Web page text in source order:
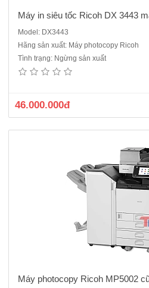
Máy in siêu tốc Ricoh DX 3443
Model: DX3443
Hãng sản xuất: Máy photocopy Ricoh
Tình trạng: Ngừng sản xuất
46.000.000đ
Máy Photocopy Ricoh MP5002 ( copy/
nhập khẩu sản xuất năm 2014/
tạo ảnh bằng 2 tia laser và in bằng tĩnh
Máy photocopy Ricoh MP5002